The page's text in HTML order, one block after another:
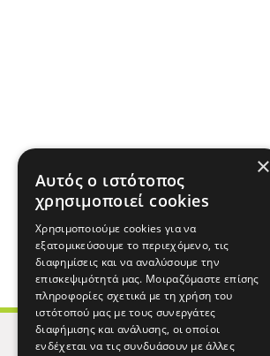
×
Αυτός ο ιστότοπος
χρησιμοποιεί cookies
Χρησιμοποιούμε cookies για να
εξατομικεύσουμε το περιεχόμενο, τις
διαφημίσεις και να αναλύσουμε την
επισκεψιμότητά μας. Μοιραζόμαστε επίσης
πληροφορίες σχετικά με τη χρήση του
ιστότοπού μας με τους συνεργάτες
διαφήμισης και ανάλυσης, οι οποίοι
ενδέχεται να τις συνδυάσουν με άλλες